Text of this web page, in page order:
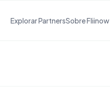
Explorar PartnersSobre Fliinow